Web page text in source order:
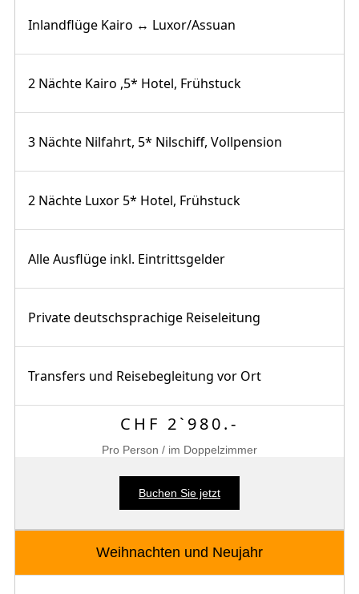
Inlandflüge Kairo ↔ Luxor/Assuan
2 Nächte Kairo ,5* Hotel, Frühstuck
3 Nächte Nilfahrt, 5* Nilschiff, Vollpension
2 Nächte Luxor 5* Hotel, Frühstuck
Alle Ausflüge inkl. Eintrittsgelder
Private deutschsprachige Reiseleitung
Transfers und Reisebegleitung vor Ort
CHF 2`980.-
Pro Person / im Doppelzimmer
Buchen Sie jetzt
Weihnachten und Neujahr